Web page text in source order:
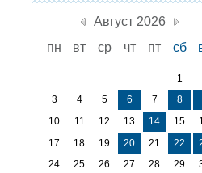
Август 2026
пн
вт ср чт пт сб
1
3
4 5 6 7 8
10
11 12 13 14 15
17
18 19 20 21 22
24
25 26 27 28 29